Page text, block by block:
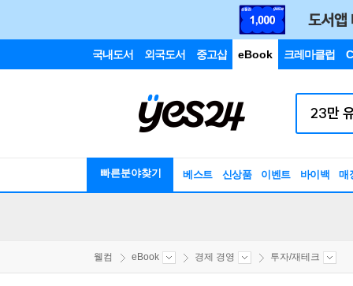
국내도서 외국도서 중고샵 eBook 크레마클럽
빠른분야찾기 베스트 신상품 이벤트 바이백 매
웰컴 eBook 경제 경영 투자/재테크